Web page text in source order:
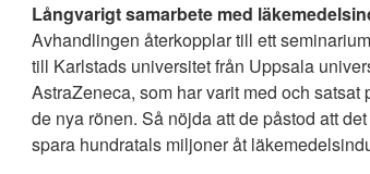
Långvarigt samarbete med
Avhandlingen återkopplar till ett
till Karlstads universitet från Uppsala
AstraZeneca, som har varit med och
de nya rönen. Så nöjda att de påstod att
spara hundratals miljoner åt